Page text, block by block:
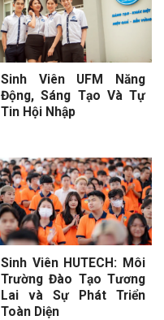
Sinh Viên UFM Năng
Động, Sáng Tạo Và Tự
Tin Hội Nhập
Sinh Viên HUTECH: Môi
Trường Đào Tạo Tương
Lai và Sự Phát Triển
Toàn Diện